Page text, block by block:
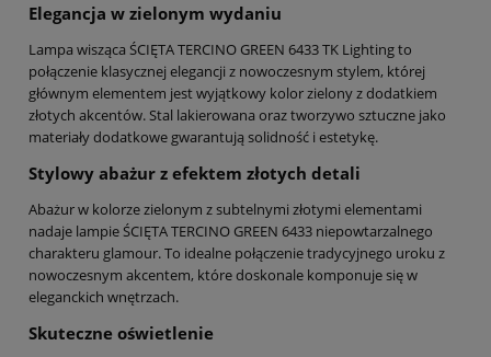
Elegancja w zielonym wydaniu
Lampa wisząca ŚCIĘTA TERCINO GREEN 6433 TK Lighting to
połączenie klasycznej elegancji z nowoczesnym stylem, której
głównym elementem jest wyjątkowy kolor zielony z dodatkiem
złotych akcentów. Stal lakierowana oraz tworzywo sztuczne jako
materiały dodatkowe gwarantują solidność i estetykę.
Stylowy abażur z efektem złotych detali
Abażur w kolorze zielonym z subtelnymi złotymi elementami
nadaje lampie ŚCIĘTA TERCINO GREEN 6433 niepowtarzalnego
charakteru glamour. To idealne połączenie tradycyjnego uroku z
nowoczesnym akcentem, które doskonale komponuje się w
eleganckich wnętrzach.
Skuteczne oświetlenie